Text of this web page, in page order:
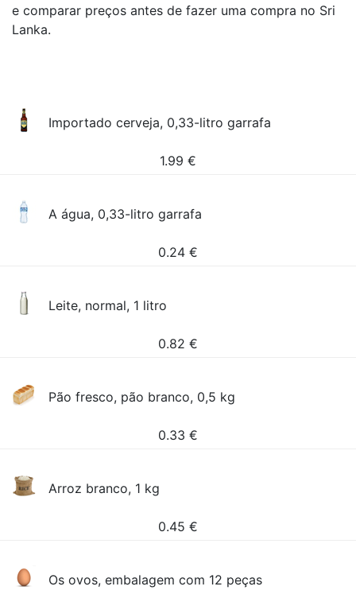
e comparar preços antes de fazer uma compra no Sri
Lanka.
Importado cerveja, 0,33-litro garrafa
1.99 €
A água, 0,33-litro garrafa
0.24 €
Leite, normal, 1 litro
0.82 €
Pão fresco, pão branco, 0,5 kg
0.33 €
Arroz branco, 1 kg
0.45 €
Os ovos, embalagem com 12 peças